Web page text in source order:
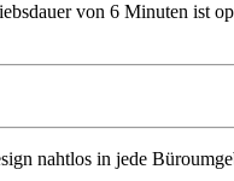
von 6 Minuten ist
nahtlos in jede